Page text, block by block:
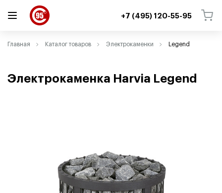
+7 (495) 120-55-95
Главная Каталог товаров Электрокаменки Legend
Электрокаменка Harvia Legend
ВЕРНУТЬСЯ
ВЕРНУТЬСЯ